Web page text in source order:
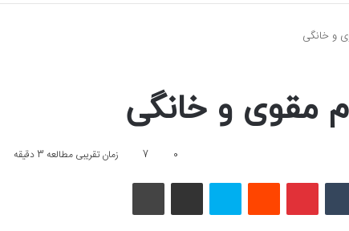
و خانگی
مقوی و خانگی
0
7 زمان تقریبی مطالعه 3 دقیقه
تامبلر پینتریستReddit اسکایپ اشتراک گذاری با ایمیل چاپ